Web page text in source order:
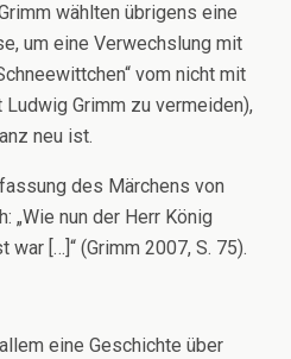
wählten übrigens eine
um eine Verwechslung mit
vom nicht mit
Grimm zu vermeiden),
neu ist.
des Märchens von
„Wie nun der Herr König
[…]“ (Grimm 2007, S. 75).
eine Geschichte über